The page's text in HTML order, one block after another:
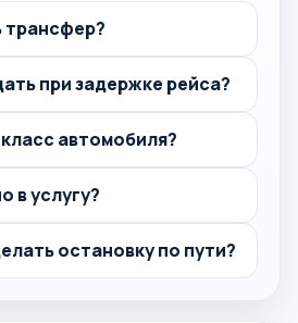
трансфер?
при задержке рейса?
автомобиля?
в услугу?
остановку по пути?